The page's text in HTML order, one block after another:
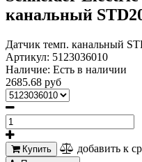
канальный
Датчик темп. канальный
Артикул: 5123036010
Наличие: Есть в наличии
2685.68 руб
Купить добавить к